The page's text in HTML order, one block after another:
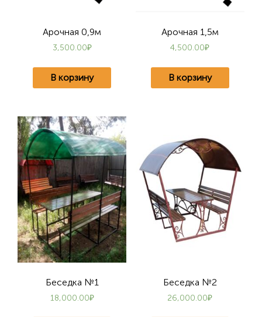
Арочная 0,9м
3,500.00₽
В корзину
Арочная 1,5м
4,500.00₽
В корзину
Беседка №1
18,000.00₽
Беседка №2
26,000.00₽